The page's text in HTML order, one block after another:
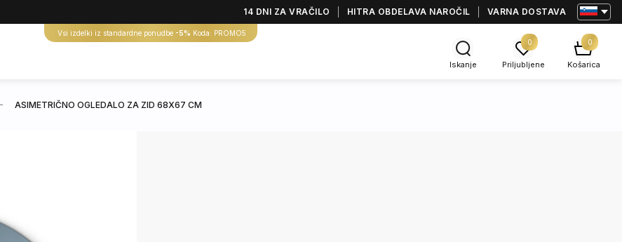
14 DNI ZA VRAČILO HITRA OBDELAVA NAROČIL VARNA DOSTAVA
Vsi izdelki iz standardne ponudbe -5% Koda: PROMO5
Iskanje
0
Priljubljene
0
Košarica
ASIMETRIČNO OGLEDALO ZA ZID 68X67 CM